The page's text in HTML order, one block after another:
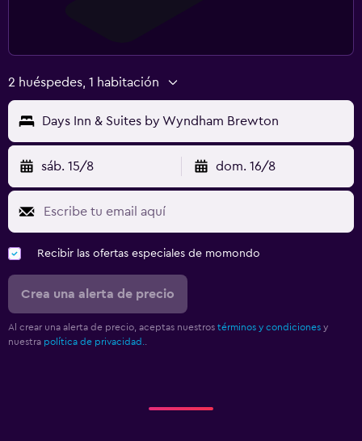
2 huéspedes, 1 habitación
Days Inn & Suites by Wyndham Brewton
sáb. 15/8 dom. 16/8
Recibir las ofertas especiales de momondo
Crea una alerta de precio
Al crear una alerta de precio, aceptas nuestros términos y condiciones y
nuestra política de privacidad.